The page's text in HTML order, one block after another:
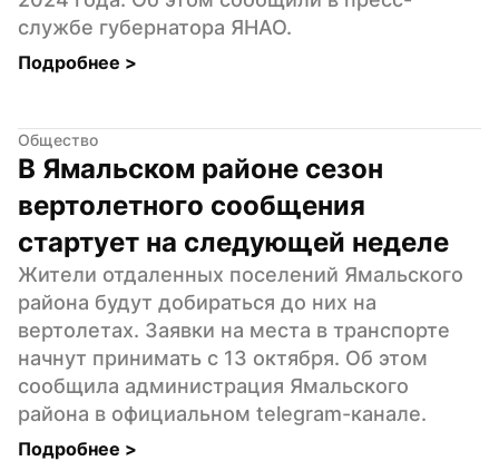
службе губернатора ЯНАО.
Подробнее >
Общество
В Ямальском районе сезон
вертолетного сообщения
стартует на следующей неделе
Жители отдаленных поселений Ямальского
района будут добираться до них на
вертолетах. Заявки на места в транспорте
начнут принимать с 13 октября. Об этом
сообщила администрация Ямальского
района в официальном telegram-канале.
Подробнее >